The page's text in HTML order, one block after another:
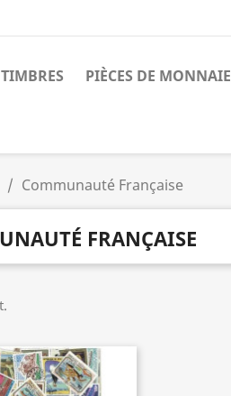
TIMBRES PIÈCES DE MONNAIE
Communauté Française
FRANÇAISE